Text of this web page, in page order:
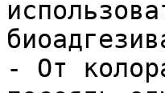
- От